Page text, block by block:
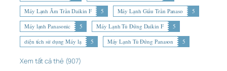
Máy Lạnh Âm Trần Daikin F
5 Máy Lạnh Giấu Trần Panaso
5
Máy lạnh Panasonic
5 Máy Lạnh Tủ Đứng Daikin F
5
diện tích sử dụng Máy lạ
5 Máy Lạnh Tủ Đứng Panason 5
Xem tất cả thẻ (907)